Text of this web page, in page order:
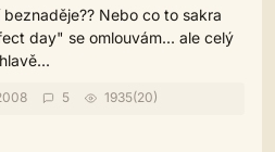
Nebo co to sakra
day" se omlouvám... ale celý
5 1935(20)